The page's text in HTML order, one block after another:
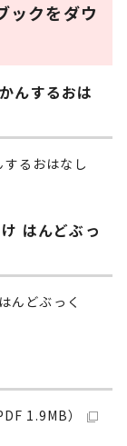
ックをダウ
んするおは
るおはなし
はんどぶっ
んどぶっく
1.9MB）